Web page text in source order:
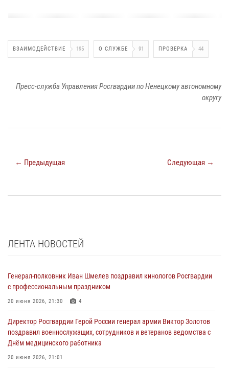
ВЗАИМОДЕЙСТВИЕ 195 О СЛУЖБЕ 91 ПРОВЕРКА 44
Пресс-служба Управления Росгвардии по Ненецкому автономному
округу
← Предыдущая Следующая →
ЛЕНТА НОВОСТЕЙ
Генерал-полковник Иван Шмелев поздравил кинологов Росгвардии
с профессиональным праздником
20 июня 2026, 21:30 4
Директор Росгвардии Герой России генерал армии Виктор Золотов
поздравил военнослужащих, сотрудников и ветеранов ведомства с
Днём медицинского работника
20 июня 2026, 21:01